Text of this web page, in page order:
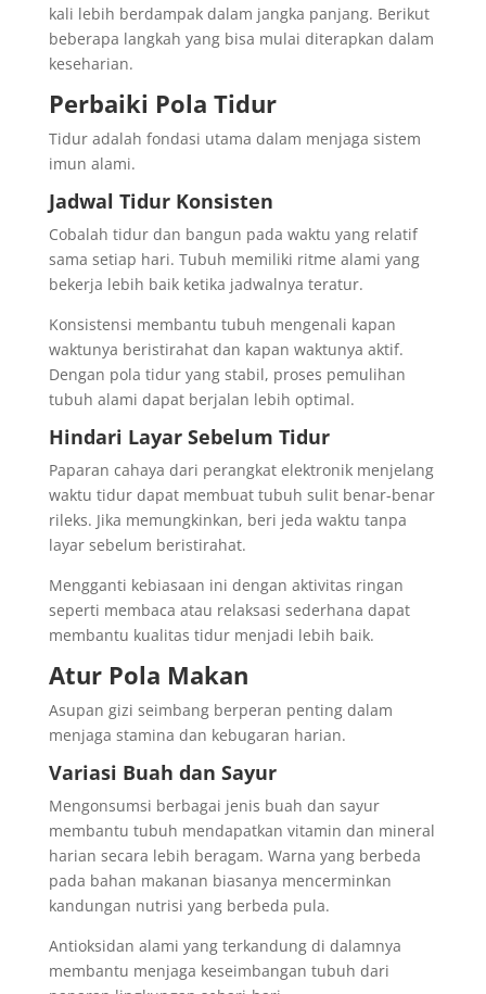
kali lebih berdampak dalam jangka panjang. Berikut
beberapa langkah yang bisa mulai diterapkan dalam
keseharian.
Perbaiki Pola Tidur
Tidur adalah fondasi utama dalam menjaga sistem
imun alami.
Jadwal Tidur Konsisten
Cobalah tidur dan bangun pada waktu yang relatif
sama setiap hari. Tubuh memiliki ritme alami yang
bekerja lebih baik ketika jadwalnya teratur.
Konsistensi membantu tubuh mengenali kapan
waktunya beristirahat dan kapan waktunya aktif.
Dengan pola tidur yang stabil, proses pemulihan
tubuh alami dapat berjalan lebih optimal.
Hindari Layar Sebelum Tidur
Paparan cahaya dari perangkat elektronik menjelang
waktu tidur dapat membuat tubuh sulit benar-benar
rileks. Jika memungkinkan, beri jeda waktu tanpa
layar sebelum beristirahat.
Mengganti kebiasaan ini dengan aktivitas ringan
seperti membaca atau relaksasi sederhana dapat
membantu kualitas tidur menjadi lebih baik.
Atur Pola Makan
Asupan gizi seimbang berperan penting dalam
menjaga stamina dan kebugaran harian.
Variasi Buah dan Sayur
Mengonsumsi berbagai jenis buah dan sayur
membantu tubuh mendapatkan vitamin dan mineral
harian secara lebih beragam. Warna yang berbeda
pada bahan makanan biasanya mencerminkan
kandungan nutrisi yang berbeda pula.
Antioksidan alami yang terkandung di dalamnya
membantu menjaga keseimbangan tubuh dari